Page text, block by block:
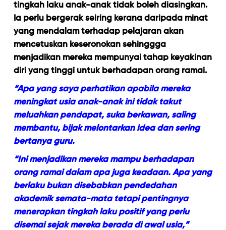
tingkah laku anak-anak tidak boleh diasingkan.
Ia perlu bergerak seiring kerana daripada minat
yang mendalam terhadap pelajaran akan
mencetuskan keseronokan sehinggga
menjadikan mereka mempunyai tahap keyakinan
diri yang tinggi untuk berhadapan orang ramai.
“Apa yang saya perhatikan apabila mereka
meningkat usia anak-anak ini tidak takut
meluahkan pendapat, suka berkawan, saling
membantu, bijak melontarkan idea dan sering
bertanya guru.
“Ini menjadikan mereka mampu berhadapan
orang ramai dalam apa juga keadaan. Apa yang
berlaku bukan disebabkan pendedahan
akademik semata-mata tetapi pentingnya
menerapkan tingkah laku positif yang perlu
disemai sejak mereka berada di awal usia,”